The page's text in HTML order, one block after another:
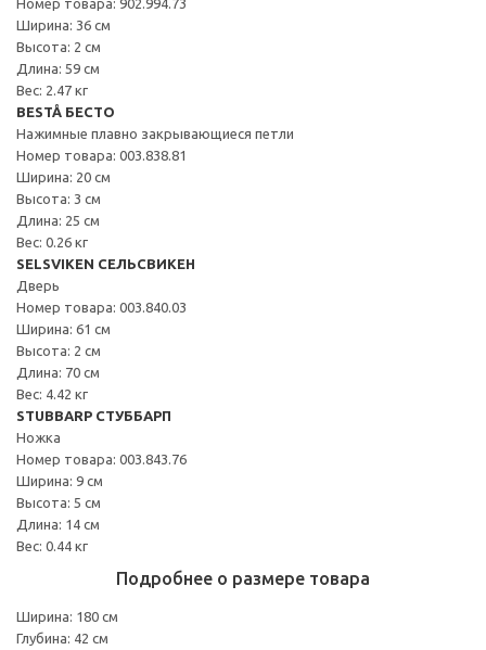
Ширина: 36 см
Высота: 2 см
Длина: 59 см
Вес: 2.47 кг
BESTÅ БЕСТО
Нажимные плавно закрывающиеся петли
Номер товара: 003.838.81
Ширина: 20 см
Высота: 3 см
Длина: 25 см
Вес: 0.26 кг
SELSVIKEN СЕЛЬСВИКЕН
Дверь
Номер товара: 003.840.03
Ширина: 61 см
Высота: 2 см
Длина: 70 см
Вес: 4.42 кг
STUBBARP СТУББАРП
Ножка
Номер товара: 003.843.76
Ширина: 9 см
Высота: 5 см
Длина: 14 см
Вес: 0.44 кг
Подробнее о размере товара
Ширина: 180 см
Глубина: 42 см